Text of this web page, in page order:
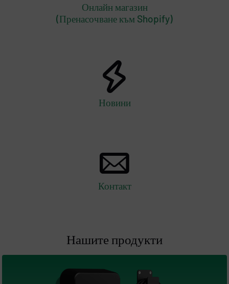
Онлайн магазин
(Пренасочване към Shopify)
Новини
Контакт
Нашите продукти